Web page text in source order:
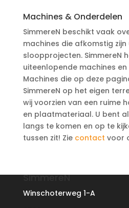
Machines & Onderdelen
SimmereN beschikt vaak
machines die afkomstig
sloopprojecten. SimmereN
uiteenlopende machines
Machines die op deze
SimmereN op het eigen
wij voorzien van een ruime
en plaatmateriaal. U bent
langs te komen en op te
tussen zit! Zie contact voor
SimmereN
Winschoterweg 1-A